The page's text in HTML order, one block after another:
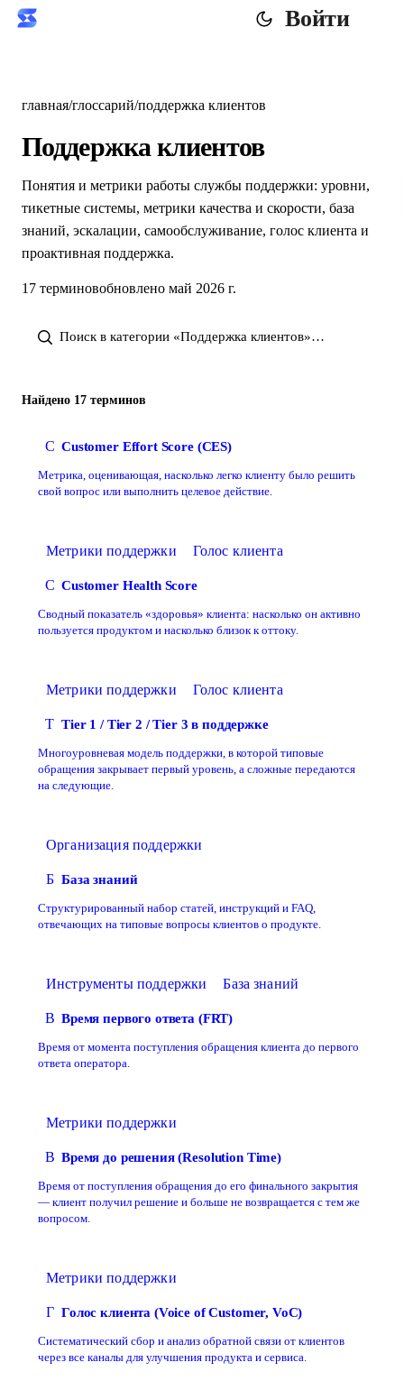
Войти
главная/глоссарий/поддержка клиентов
Поддержка клиентов
Понятия и метрики работы службы поддержки: уровни,
тикетные системы, метрики качества и скорости, база
знаний, эскалации, самообслуживание, голос клиента и
проактивная поддержка.
17 терминовобновлено май 2026 г.
Найдено 17 терминов
C Customer Effort Score (CES)
Метрика, оценивающая, насколько легко клиенту было решить
свой вопрос или выполнить целевое действие.
Метрики поддержки Голос клиента
C Customer Health Score
Сводный показатель «здоровья» клиента: насколько он активно
пользуется продуктом и насколько близок к оттоку.
Метрики поддержки Голос клиента
T Tier 1 / Tier 2 / Tier 3 в поддержке
Многоуровневая модель поддержки, в которой типовые
обращения закрывает первый уровень, а сложные передаются
на следующие.
Организация поддержки
Б База знаний
Структурированный набор статей, инструкций и FAQ,
отвечающих на типовые вопросы клиентов о продукте.
Инструменты поддержки База знаний
В Время первого ответа (FRT)
Время от момента поступления обращения клиента до первого
ответа оператора.
Метрики поддержки
В Время до решения (Resolution Time)
Время от поступления обращения до его финального закрытия
— клиент получил решение и больше не возвращается с тем же
вопросом.
Метрики поддержки
Г Голос клиента (Voice of Customer, VoC)
Систематический сбор и анализ обратной связи от клиентов
через все каналы для улучшения продукта и сервиса.